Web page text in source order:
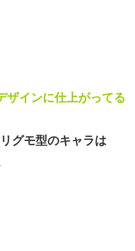
ザインに仕上がってる
グモ型のキャラは